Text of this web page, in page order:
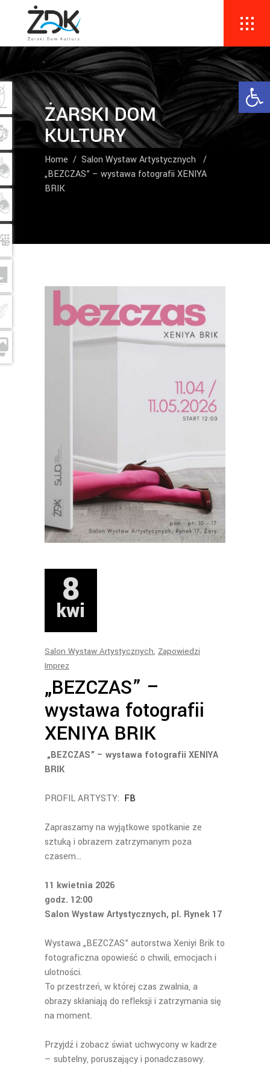
ŻARSKI DOM
KULTURY
Home / Salon Wystaw Artystycznych
/
„BEZCZAS” – wystawa fotografii XENIYA
BRIK
8
kwi
Salon Wystaw Artystycznych, Zapowiedzi
Imprez
„BEZCZAS” –
wystawa fotografii
XENIYA BRIK
„BEZCZAS” – wystawa fotografii XENIYA
BRIK
PROFIL ARTYSTY: FB
Zapraszamy na wyjątkowe spotkanie ze
sztuką i obrazem zatrzymanym poza
czasem…
11 kwietnia 2026
godz. 12:00
Salon Wystaw Artystycznych, pl. Rynek 17
Wystawa „BEZCZAS” autorstwa Xeniyi Brik to
fotograficzna opowieść o chwili, emocjach i
ulotności.
To przestrzeń, w której czas zwalnia, a
obrazy skłaniają do refleksji i zatrzymania się
na moment.
Przyjdź i zobacz świat uchwycony w kadrze
— subtelny, poruszający i ponadczasowy.